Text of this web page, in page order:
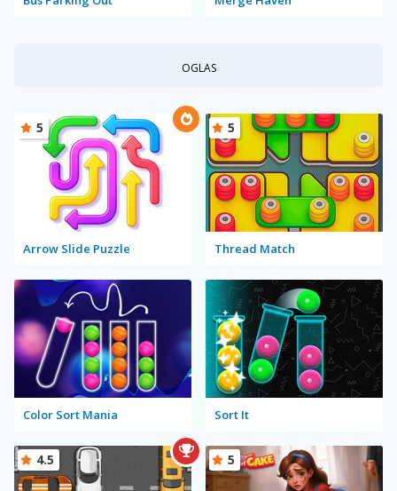
OGLAS
Arrow Slide Puzzle
5
Thread Match
5
Color Sort Mania Sort It
4.5 5